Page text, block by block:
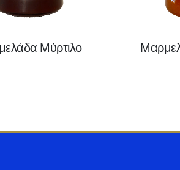
Μύρτιλο